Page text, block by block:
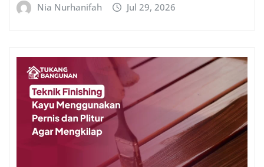
Nia Nurhanifah Jul 29, 2026